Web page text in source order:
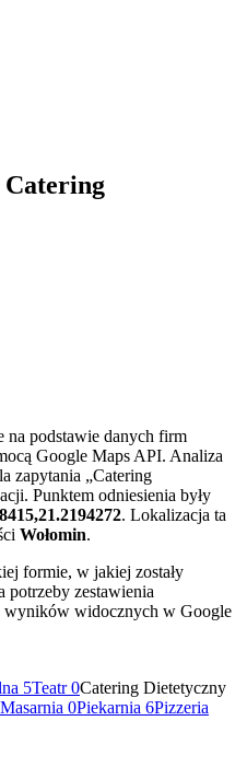
Catering
na podstawie danych firm
Google Maps API. Analiza
zapytania „Catering
Punktem odniesienia były
. Lokalizacja ta
Wołomin.
formie, w jakiej zostały
zestawienia
wyników widocznych w Google
5Teatr0Catering Dietetyczny
Masarnia 0Piekarnia 6Pizzeria